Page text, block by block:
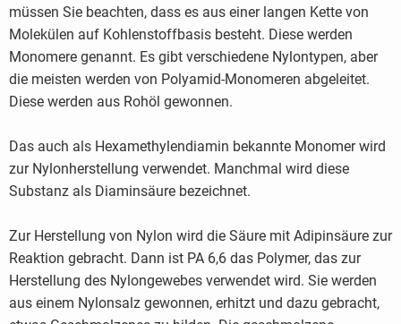
müssen Sie beachten, dass es aus einer langen Kette von
Molekülen auf Kohlenstoffbasis besteht. Diese werden
Monomere genannt. Es gibt verschiedene Nylontypen, aber
die meisten werden von Polyamid-Monomeren abgeleitet.
Diese werden aus Rohöl gewonnen.
Das auch als Hexamethylendiamin bekannte Monomer wird
zur Nylonherstellung verwendet. Manchmal wird diese
Substanz als Diaminsäure bezeichnet.
Zur Herstellung von Nylon wird die Säure mit Adipinsäure zur
Reaktion gebracht. Dann ist PA 6,6 das Polymer, das zur
Herstellung des Nylongewebes verwendet wird. Sie werden
aus einem Nylonsalz gewonnen, erhitzt und dazu gebracht,